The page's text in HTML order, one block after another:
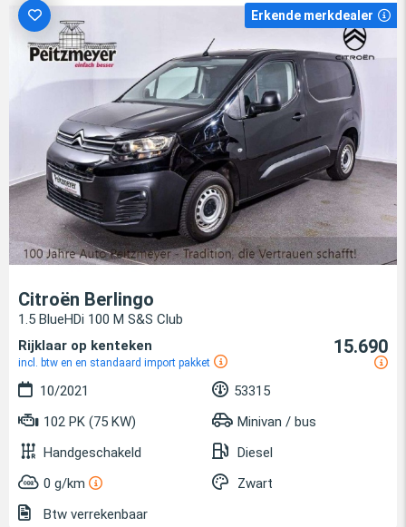
Erkende merkdealer
Citroën Berlingo
1.5 BlueHDi 100 M S&S Club
Rijklaar op kenteken
incl. btw en en standaard import pakket
15.690
10/2021
53315
102 PK (75 KW)
Minivan / bus
Handgeschakeld
Diesel
0 g/km
Zwart
Btw verrekenbaar